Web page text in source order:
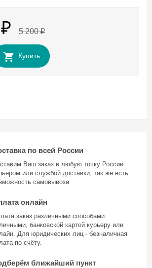
₽ 5 200₽
Купить
по всей России
Ваш заказ в любую точку России
или службой доставки, так же есть
самовывоза
онлайн
заказ различными способами:
банковской картой курьеру или
Для юридических лиц - безналичная
по счёту.
ближайший пункт